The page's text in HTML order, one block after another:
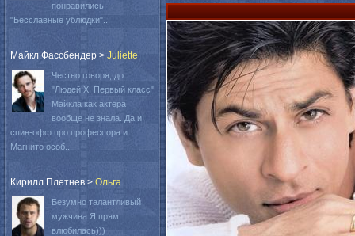
понравились
"Бесславные ублюдки"...
Майкл Фассбендер > Juliette
Честно говоря, до
"Людей Х: Первый класс"
Майкла как актера
вообще не знала. Да и
спин-офф про профессора и
Магнито особ...
Кирилл Плетнев > Oльга
Безумно талантливый
мужчина.Я прям
влюбилась)))